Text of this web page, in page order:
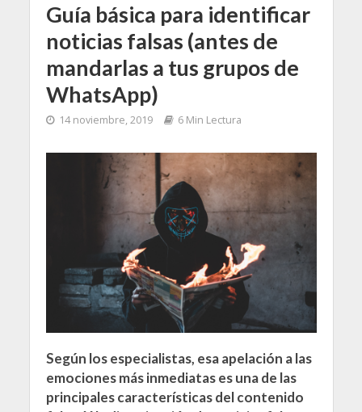
Guía básica para identificar
noticias falsas (antes de
mandarlas a tus grupos de
WhatsApp)
14 noviembre, 2019 6 Min Lectura
Según los especialistas, esa apelación a las
emociones más inmediatas es una de las
principales características del contenido